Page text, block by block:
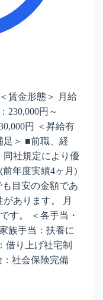
賃金形態＞ 月給
230,000円～
円 ＜昇給有
足＞ ■前職、経
同社規定により優
年度実績4ヶ月)
目安の金額であ
あります。 月
す。 ＜各手当・
族手当：扶養に
借り上げ社宅制
社会保険完備